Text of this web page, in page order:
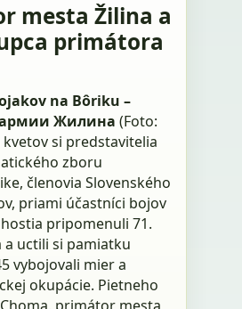
mesta Žilina a
primátora
na Bôriku –
Жилина (Foto:
si predstavitelia
zboru
členovia Slovenského
priami účastníci bojov
pripomenuli 71.
uctili si pamiatku
vybojovali mier a
okupácie. Pietneho
primátor mesta